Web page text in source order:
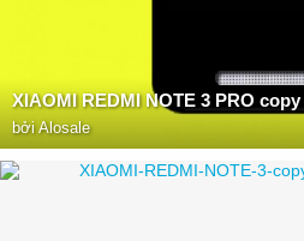
XIAOMI REDMI NOTE 3 PRO copy
bởiAlosale